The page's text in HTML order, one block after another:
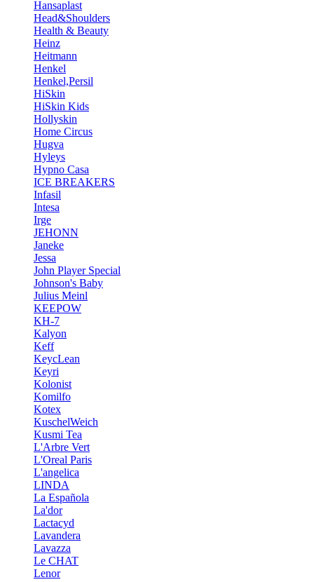
Hansaplast
Head&Shoulders
Health & Beauty
Heinz
Heitmann
Henkel
Henkel,Persil
HiSkin
HiSkin Kids
Hollyskin
Home Circus
Hugva
Hyleys
Hypno Casa
ICE BREAKERS
Infasil
Intesa
Irge
JEHONN
Janeke
Jessa
John Player Special
Johnson's Baby
Julius Meinl
KEEPOW
KH-7
Kalyon
Keff
KeycLean
Keyri
Kolonist
Komilfo
Kotex
KuschelWeich
Kusmi Tea
L'Arbre Vert
L'Oreal Paris
L'angelica
LINDA
La Española
La'dor
Lactacyd
Lavandera
Lavazza
Le CHAT
Lenor